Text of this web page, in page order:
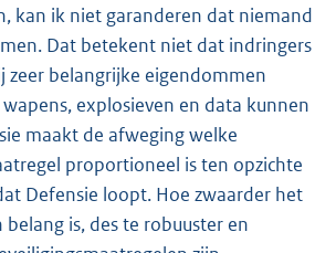
kan ik niet garanderen dat niemand
Dat betekent niet dat indringers
zeer belangrijke eigendommen
wapens, explosieven en data kunnen
maakt de afweging welke
proportioneel is ten opzichte
Defensie loopt. Hoe zwaarder het
is, des te robuuster en